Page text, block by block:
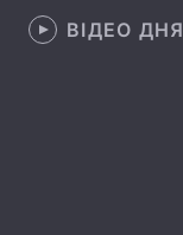
Відео з Youtube
ВІДЕО ДНЯ